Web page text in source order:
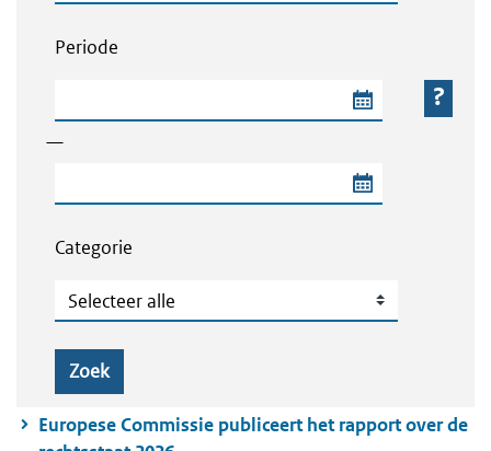
Periode
—
Categorie
Categorie
Zoek
Europese Commissie publiceert het rapport over de